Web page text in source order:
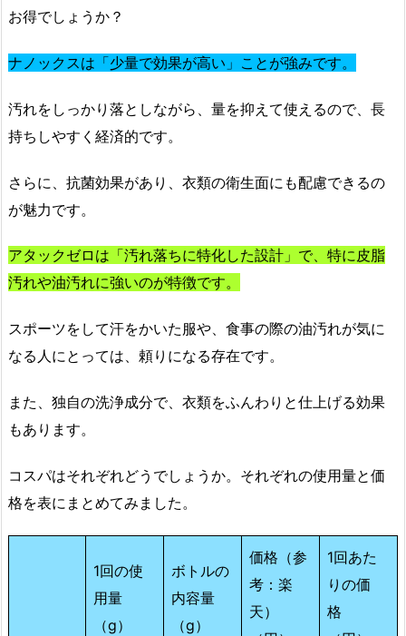
お得でしょうか？
ナノックスは「少量で効果が高い」ことが強みです。
汚れをしっかり落としながら、量を抑えて使えるので、長
持ちしやすく経済的です。
さらに、抗菌効果があり、衣類の衛生面にも配慮できるの
が魅力です。
アタックゼロは「汚れ落ちに特化した設計」で、特に皮脂
汚れや油汚れに強いのが特徴です。
スポーツをして汗をかいた服や、食事の際の油汚れが気に
なる人にとっては、頼りになる存在です。
また、独自の洗浄成分で、衣類をふんわりと仕上げる効果
もあります。
コスパはそれぞれどうでしょうか。それぞれの使用量と価
格を表にまとめてみました。
1回の使
用量
（g）
ボトルの
内容量
（g）
価格（参
考：楽
天）
1回あた
りの価
格